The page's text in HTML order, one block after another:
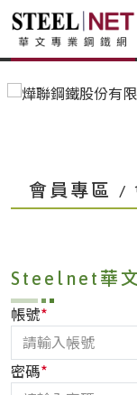
會員專區 /
Steelnet華
帳號*
密碼*